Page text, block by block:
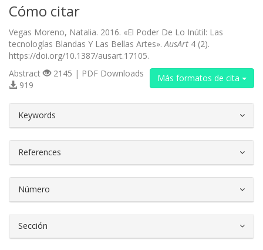
Cómo citar
Vegas Moreno, Natalia. 2016. «El Poder De Lo Inútil: Las
tecnologías Blandas Y Las Bellas Artes». AusArt 4 (2).
https://doi.org/10.1387/ausart.17105.
Más formatos de cita
Abstract
2145 | PDF Downloads
919
Keywords
References
Número
Sección